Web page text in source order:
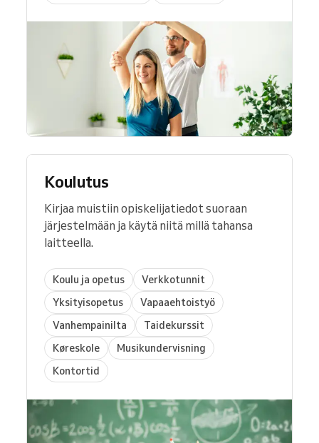
Koulutus
Kirjaa muistiin opiskelijatiedot suoraan
järjestelmään ja käytä niitä millä tahansa
laitteella.
Koulu ja opetus
Verkkotunnit
Yksityisopetus
Vapaaehtoistyö
Vanhempainilta
Taidekurssit
Køreskole
Musikundervisning
Kontortid